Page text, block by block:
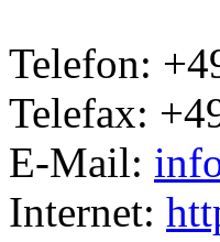
Telefon:
Telefax:
E-Mail:
Internet: